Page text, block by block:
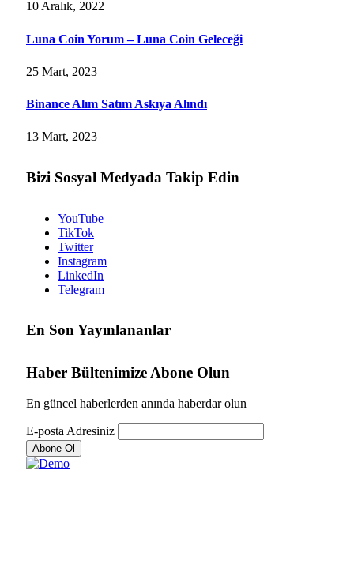
10 Aralık, 2022
Luna Coin Yorum – Luna Coin Geleceği
25 Mart, 2023
Binance Alım Satım Askıya Alındı
13 Mart, 2023
Bizi Sosyal Medyada Takip Edin
YouTube
TikTok
Twitter
Instagram
LinkedIn
Telegram
En Son Yayınlananlar
Haber Bültenimize Abone Olun
En güncel haberlerden anında haberdar olun
E-posta Adresiniz